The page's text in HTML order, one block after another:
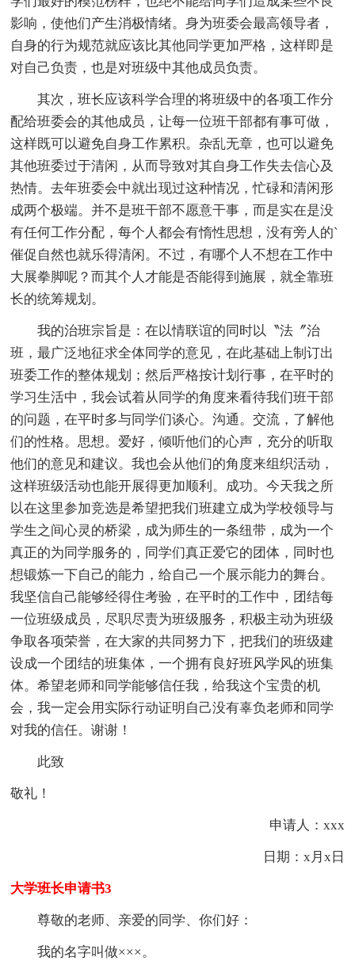
影响，使他们产生消极情绪。身为班委会最高领导者，
自身的行为规范就应该比其他同学更加严格，这样即是
对自己负责，也是对班级中其他成员负责。
其次，班长应该科学合理的将班级中的各项工作分
配给班委会的其他成员，让每一位班干部都有事可做，
这样既可以避免自身工作累积。杂乱无章，也可以避免
其他班委过于清闲，从而导致对其自身工作失去信心及
热情。去年班委会中就出现过这种情况，忙碌和清闲形
成两个极端。并不是班干部不愿意干事，而是实在是没
有任何工作分配，每个人都会有惰性思想，没有旁人的`
催促自然也就乐得清闲。不过，有哪个人不想在工作中
大展拳脚呢？而其个人才能是否能得到施展，就全靠班
长的统筹规划。
我的治班宗旨是：在以情联谊的同时以〝法〞治
班，最广泛地征求全体同学的意见，在此基础上制订出
班委工作的整体规划；然后严格按计划行事，在平时的
学习生活中，我会试着从同学的角度来看待我们班干部
的问题，在平时多与同学们谈心。沟通。交流，了解他
们的性格。思想。爱好，倾听他们的心声，充分的听取
他们的意见和建议。我也会从他们的角度来组织活动，
这样班级活动也能开展得更加顺利。成功。今天我之所
以在这里参加竞选是希望把我们班建立成为学校领导与
学生之间心灵的桥梁，成为师生的一条纽带，成为一个
真正的为同学服务的，同学们真正爱它的团体，同时也
想锻炼一下自己的能力，给自己一个展示能力的舞台。
我坚信自己能够经得住考验，在平时的工作中，团结每
一位班级成员，尽职尽责为班级服务，积极主动为班级
争取各项荣誉，在大家的共同努力下，把我们的班级建
设成一个团结的班集体，一个拥有良好班风学风的班集
体。希望老师和同学能够信任我，给我这个宝贵的机
会，我一定会用实际行动证明自己没有辜负老师和同学
对我的信任。谢谢！
此致
敬礼！
申请人：xxx
日期：x月x日
大学班长申请书3
尊敬的老师、亲爱的同学、你们好：
我的名字叫做×××。